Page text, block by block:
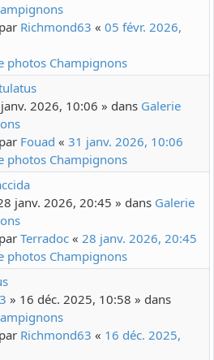
Richmond63 « 05 févr. 2026,
photos Champignons
2026, 10:06 » dans Galerie
Fouad « 31 janv. 2026, 10:06
photos Champignons
janv. 2026, 20:45 » dans Galerie
Terradoc « 28 janv. 2026, 20:45
photos Champignons
» 16 déc. 2025, 10:58 » dans
Richmond63 « 16 déc. 2025,